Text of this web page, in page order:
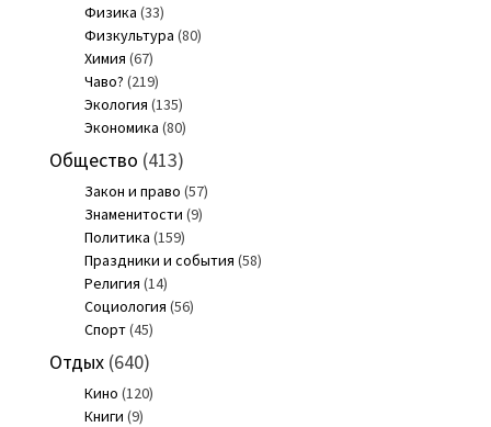
Физика (33)
Физкультура (80)
Химия (67)
Чаво? (219)
Экология (135)
Экономика (80)
Общество (413)
Закон и право (57)
Знаменитости (9)
Политика (159)
Праздники и события (58)
Религия (14)
Социология (56)
Спорт(45)
Отдых(640)
Кино (120)
Книги (9)